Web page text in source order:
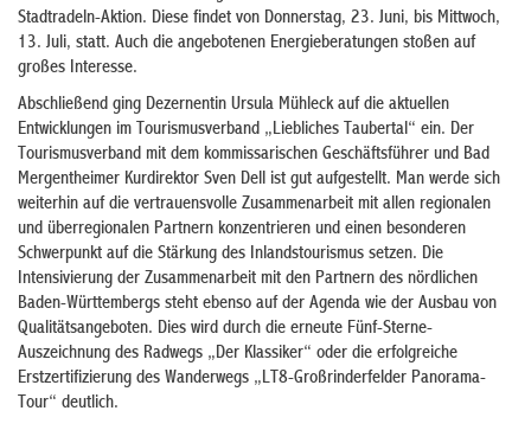
Stadtradeln-Aktion. Diese findet von Donnerstag, 23. Juni, bis Mittwoch,
13. Juli, statt. Auch die angebotenen Energieberatungen stoßen auf
großes Interesse.
Abschließend ging Dezernentin Ursula Mühleck auf die aktuellen
Entwicklungen im Tourismusverband „Liebliches Taubertal“ ein. Der
Tourismusverband mit dem kommissarischen Geschäftsführer und Bad
Mergentheimer Kurdirektor Sven Dell ist gut aufgestellt. Man werde sich
weiterhin auf die vertrauensvolle Zusammenarbeit mit allen regionalen
und überregionalen Partnern konzentrieren und einen besonderen
Schwerpunkt auf die Stärkung des Inlandstourismus setzen. Die
Intensivierung der Zusammenarbeit mit den Partnern des nördlichen
Baden-Württembergs steht ebenso auf der Agenda wie der Ausbau von
Qualitätsangeboten. Dies wird durch die erneute Fünf-Sterne-
Auszeichnung des Radwegs „Der Klassiker“ oder die erfolgreiche
Erstzertifizierung des Wanderwegs „LT8-Großrinderfelder Panorama-
Tour“ deutlich.